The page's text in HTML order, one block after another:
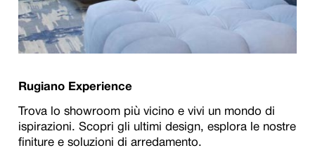
Rugiano Experience
Trova lo showroom più vicino e vivi un mondo di
ispirazioni. Scopri gli ultimi design, esplora le nostre
finiture e soluzioni di arredamento.